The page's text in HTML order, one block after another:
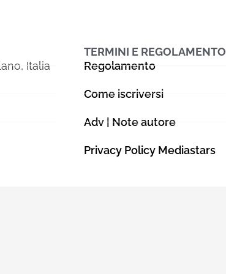
con i più importanti
Cerco il lato umano
video che mirano a stimolare
delle persone. Nel 2020 io
una casa di produzione video
lo storytelling è la
Italia
TERMINI E REGOLAMENTO
Regolamento
Come iscriversi
Adv | Note autore
Privacy Policy Mediastars